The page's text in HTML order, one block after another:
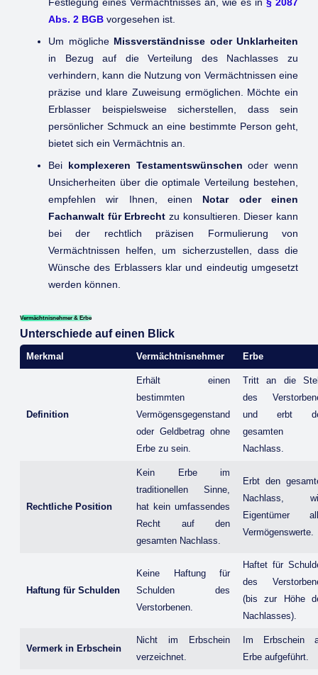
Festlegung eines Vermächtnisses an, wie es in § 2087
Abs. 2 BGB vorgesehen ist.
Um mögliche Missverständnisse oder Unklarheiten
in Bezug auf die Verteilung des Nachlasses zu
verhindern, kann die Nutzung von Vermächtnissen eine
präzise und klare Zuweisung ermöglichen. Möchte ein
Erblasser beispielsweise sicherstellen, dass sein
persönlicher Schmuck an eine bestimmte Person geht,
bietet sich ein Vermächtnis an.
Bei komplexeren Testamentswünschen oder wenn
Unsicherheiten über die optimale Verteilung bestehen,
empfehlen wir Ihnen, einen Notar oder einen
Fachanwalt für Erbrecht zu konsultieren. Dieser kann
bei der rechtlich präzisen Formulierung von
Vermächtnissen helfen, um sicherzustellen, dass die
Wünsche des Erblassers klar und eindeutig umgesetzt
werden können.
Vermächtnisnehmer & Erbe
Unterschiede auf einen Blick
Merkmal Vermächtnisnehmer Erbe
Definition
Erhält einen
bestimmten
Vermögensgegenstand
oder Geldbetrag ohne
Erbe zu sein.
Tritt an die
des
und erbt
gesamten
Nachlass.
Rechtliche Position
Kein Erbe im
traditionellen Sinne,
hat kein umfassendes
Recht auf den
gesamten Nachlass.
Erbt den
Nachlass,
Eigentümer
Vermögenswerte.
Haftung für Schulden
Keine Haftung für
Schulden des
Verstorbenen.
Haftet für
des
(bis zur Höhe
Nachlasses).
Vermerk in Erbschein
Nicht im Erbschein
verzeichnet.
Im Erbschein
Erbe aufgeführt.